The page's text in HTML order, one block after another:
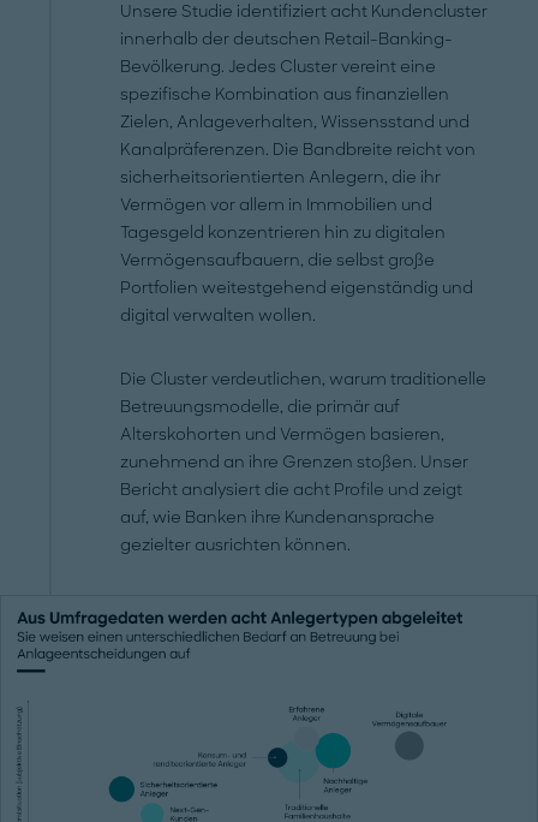
Unsere Studie identifiziert acht Kundencluster
innerhalb der deutschen Retail-Banking-
Bevölkerung. Jedes Cluster vereint eine
spezifische Kombination aus finanziellen
Zielen, Anlageverhalten, Wissensstand und
Kanalpräferenzen. Die Bandbreite reicht von
sicherheitsorientierten Anlegern, die ihr
Vermögen vor allem in Immobilien und
Tagesgeld konzentrieren hin zu digitalen
Vermögensaufbauern, die selbst große
Portfolien weitestgehend eigenständig und
digital verwalten wollen.
Die Cluster verdeutlichen, warum traditionelle
Betreuungsmodelle, die primär auf
Alterskohorten und Vermögen basieren,
zunehmend an ihre Grenzen stoßen. Unser
Bericht analysiert die acht Profile und zeigt
auf, wie Banken ihre Kundenansprache
gezielter ausrichten können.